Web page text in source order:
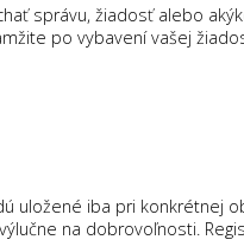
správu, žiadosť alebo
po vybavení vašej
uložené iba pri konkrétnej
na dobrovoľnosti.